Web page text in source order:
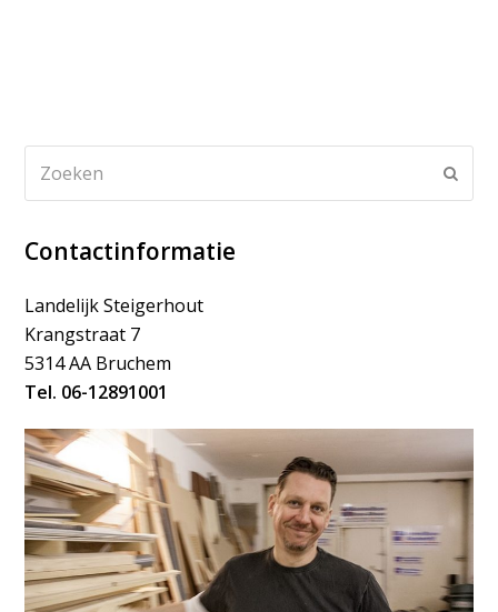
Contactinformatie
Landelijk Steigerhout
Krangstraat 7
5314 AA Bruchem
Tel. 06-12891001